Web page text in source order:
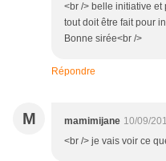
<br /> belle initiative
tout doit être fait pour
Bonne sirée<br />
Répondre
M mamimijane 10/09/
<br /> je vais voir ce